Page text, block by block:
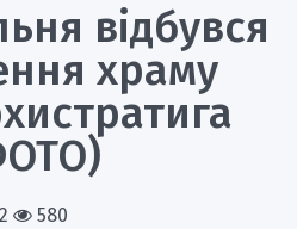
відбувся
храму
580